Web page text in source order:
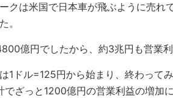
クは米国で日本車が飛ぶように売れ
。
億円でしたから、約3兆円も営業利
1ドル=125円から始まり、終わって
でざっと1200億円の営業利益の増加